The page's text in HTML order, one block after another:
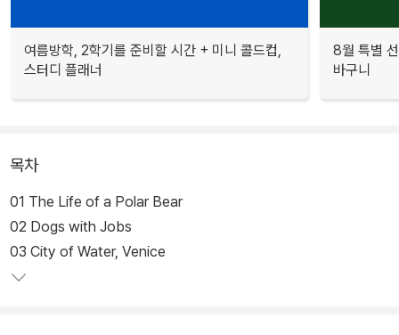
여름방학, 2학기를 준비할 시간 + 미니 콜드컵,
스터디 플래너
8월 특별
바구니
목차
01 The Life of a Polar Bear
02 Dogs with Jobs
03 City of Water, Venice